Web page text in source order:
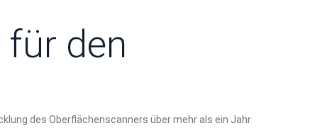
den
des Oberflächenscanners über mehr als ein Jahr